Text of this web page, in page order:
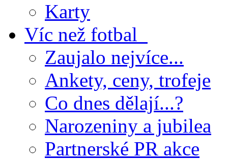
Karty
Víc než fotbal
Zaujalo nejvíce...
Ankety, ceny, trofeje
Co dnes dělají...?
Narozeniny a jubilea
Partnerské PR akce